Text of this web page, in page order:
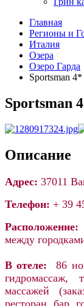
Главная
Регионы и
Италия
Озера
Озеро Гарда
Sportsman 4*
Sportsman
Описание
Адрес: 37011
Телефон: + 39
Расположение:
между
В отеле: 86
гидромассаж,
массажей
ресторан, бар,